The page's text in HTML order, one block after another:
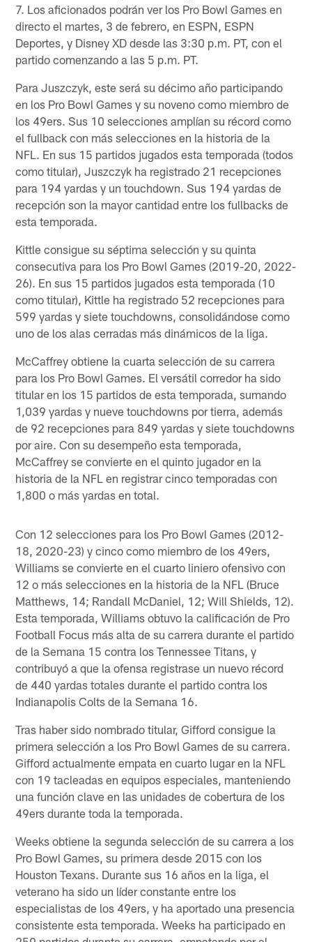
7. Los aficionados podrán ver los Pro Bowl Games en
directo el martes, 3 de febrero, en ESPN, ESPN
Deportes, y Disney XD desde las 3:30 p.m. PT, con el
partido comenzando a las 5 p.m. PT.
Para Juszczyk, este será su décimo año participando
en los Pro Bowl Games y su noveno como miembro de
los 49ers. Sus 10 selecciones amplían su récord como
el fullback con más selecciones en la historia de la
NFL. En sus 15 partidos jugados esta temporada (todos
como titular), Juszczyk ha registrado 21 recepciones
para 194 yardas y un touchdown. Sus 194 yardas de
recepción son la mayor cantidad entre los fullbacks de
esta temporada.
Kittle consigue su séptima selección y su quinta
consecutiva para los Pro Bowl Games (2019-20, 2022-
26). En sus 15 partidos jugados esta temporada (10
como titular), Kittle ha registrado 52 recepciones para
599 yardas y siete touchdowns, consolidándose como
uno de los alas cerradas más dinámicos de la liga.
McCaffrey obtiene la cuarta selección de su carrera
para los Pro Bowl Games. El versátil corredor ha sido
titular en los 15 partidos de esta temporada, sumando
1,039 yardas y nueve touchdowns por tierra, además
de 92 recepciones para 849 yardas y siete touchdowns
por aire. Con su desempeño esta temporada,
McCaffrey se convierte en el quinto jugador en la
historia de la NFL en registrar cinco temporadas con
1,800 o más yardas en total.
Con 12 selecciones para los Pro Bowl Games (2012-
18, 2020-23) y cinco como miembro de los 49ers,
Williams se convierte en el cuarto liniero ofensivo con
12 o más selecciones en la historia de la NFL (Bruce
Matthews, 14; Randall McDaniel, 12; Will Shields, 12).
Esta temporada, Williams obtuvo la calificación de Pro
Football Focus más alta de su carrera durante el partido
de la Semana 15 contra los Tennessee Titans, y
contribuyó a que la ofensa registrase un nuevo récord
de 440 yardas totales durante el partido contra los
Indianapolis Colts de la Semana 16.
Tras haber sido nombrado titular, Gifford consigue la
primera selección a los Pro Bowl Games de su carrera.
Gifford actualmente empata en cuarto lugar en la NFL
con 19 tacleadas en equipos especiales, manteniendo
una función clave en las unidades de cobertura de los
49ers durante toda la temporada.
Weeks obtiene la segunda selección de su carrera a los
Pro Bowl Games, su primera desde 2015 con los
Houston Texans. Durante sus 16 años en la liga, el
veterano ha sido un líder constante entre los
especialistas de los 49ers, y ha aportado una presencia
consistente esta temporada. Weeks ha participado en